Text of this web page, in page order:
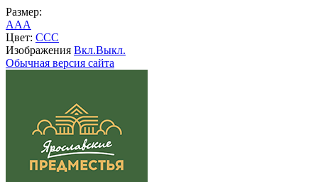
Размер:
AAA
Цвет: CCC
Изображения Вкл.Выкл.
Обычная версия сайта